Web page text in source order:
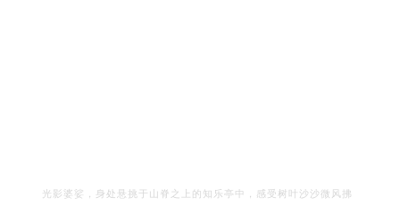
光影婆娑，身处悬挑于山脊之上的知乐亭中，感受树叶沙沙微风拂